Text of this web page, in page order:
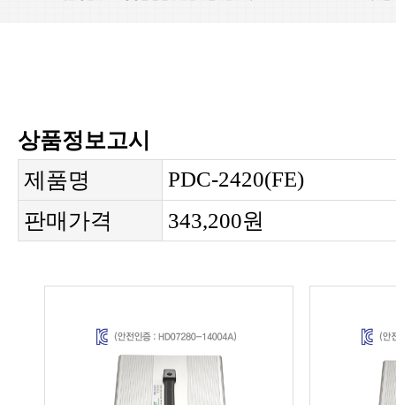
상품정보고시
제품명
PDC-2420(FE)
판매가격
343,200원